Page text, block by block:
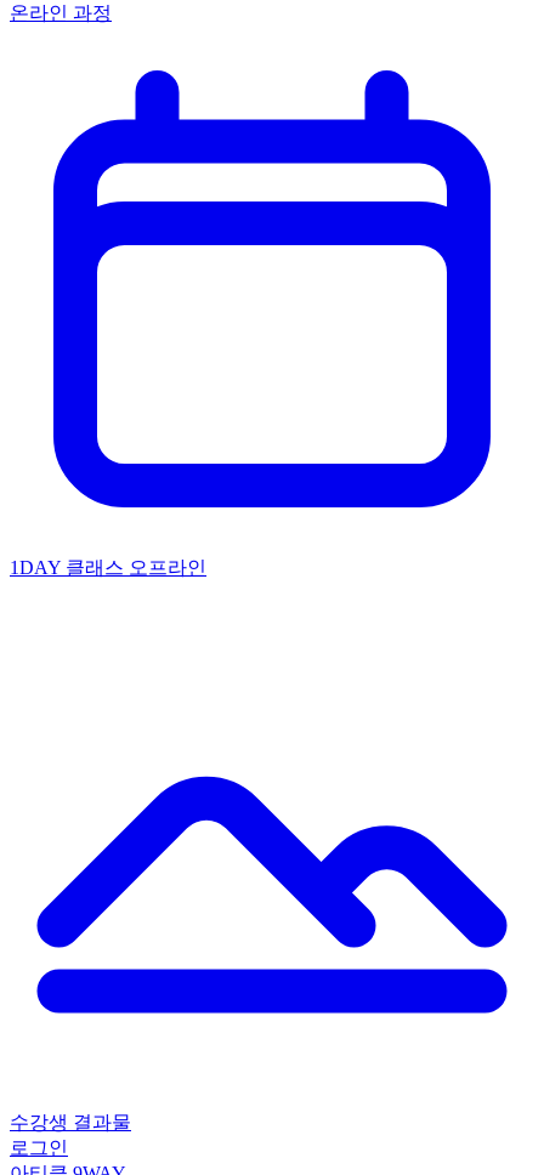
온라인 과정
1DAY 클래스 오프라인
수강생 결과물
로그인